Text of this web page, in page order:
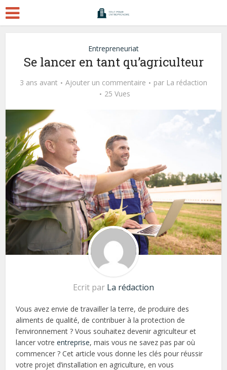
Entrepreneuriat
Se lancer en tant qu’agriculteur
3 ans avant Ajouter un commentaire par La rédaction
25 Vues
Ecrit par La rédaction
Vous avez envie de travailler la terre, de produire des
aliments de qualité, de contribuer à la protection de
l’environnement ? Vous souhaitez devenir agriculteur et
lancer votreentreprise, mais vous ne savez pas par où
commencer ? Cet article vous donne les clés pour réussir
votre projet d’installation en agriculture, en vous